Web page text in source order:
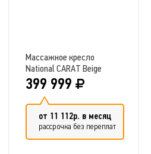
Массажное кресло
National CARAT Beige
399 999
от 11 112р. в месяц
рассрочка без переплат